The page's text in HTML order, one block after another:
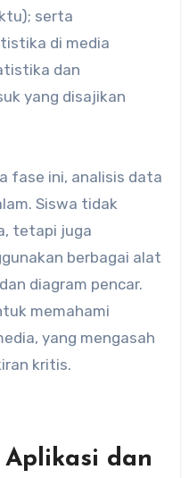
serta
di media
dan
yang disajikan
fase ini, analisis data
Siswa tidak
tetapi juga
berbagai alat
diagram pencar.
memahami
yang mengasah
kritis.
Aplikasi dan